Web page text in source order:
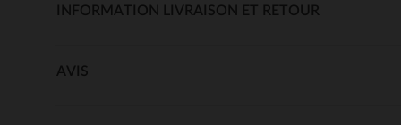
INFORMATION LIVRAISON ET RETOUR
AVIS